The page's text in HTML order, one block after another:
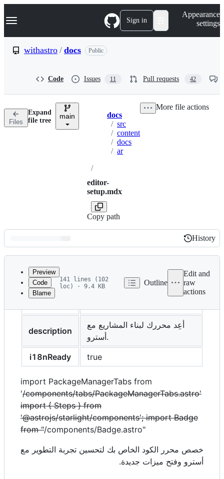
k
p
n
Navigation Menu Sign in
Appearance
settings
withastro / docs Public
Code Issues 11 Pull requests 42
Files
Expand
file tree
main Breadcrumbs
docs
/ src
/ content
/ docs
/ ar
/
editor-
setup.mdx
Copy path
More file actions
Latest
commit
History
History
metadata
Preview
Code
Blame
141 lines (102
loc) · 9.4 KB
Outline
Edit and
raw
actions
description
أعِد محررك لبناء المشاريع مع
أسترو.
i18nReady
true
import PackageManagerTabs from
'/components/tabs/PackageManagerTabs.astro'
import { Steps } from
'@astrojs/starlight/components'; import Badge
from "/components/Badge.astro"
خصص محرر الكود الخاص بك لتحسين تجربة التطوير مع
أسترو وفتح ميزات جديدة.